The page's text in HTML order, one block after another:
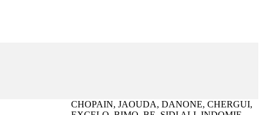
CHOPAIN, JAOUDA, DANONE, CHERGUI,